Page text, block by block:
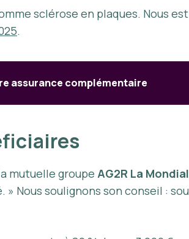
sclérose en plaques. Nous
.
assurance complémentaire
mutuelle groupe AG2R La
Nous soulignons son conseil :